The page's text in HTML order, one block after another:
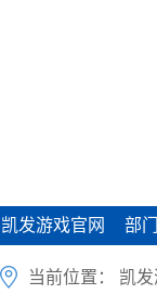
凯发游戏官网
凯发游戏官网 部
部
当前位置： 凯发